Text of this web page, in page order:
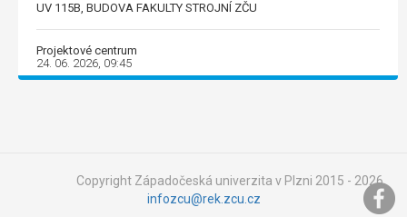
UV 115B, BUDOVA FAKULTY STROJNÍ ZČU
Projektové centrum
24. 06. 2026, 09:45
Copyright Západočeská univerzita v Plzni 2015 - 2026,
infozcu@rek.zcu.cz